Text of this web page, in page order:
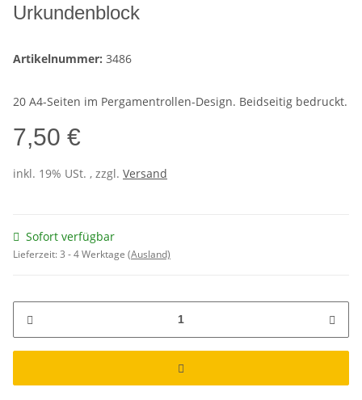
Urkundenblock
Artikelnummer: 3486
20 A4-Seiten im Pergamentrollen-Design. Beidseitig bedruckt.
7,50 €
inkl. 19% USt. , zzgl. Versand
Sofort verfügbar
Lieferzeit:3 - 4 Werktage (Ausland)